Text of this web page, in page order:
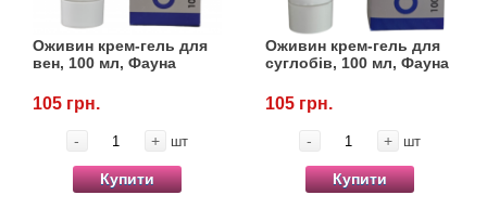
Оживин крем-гель для
вен, 100 мл, Фауна
105 грн.
- + шт
Купити
Оживин крем-гель для
суглобів, 100 мл, Фауна
105 грн.
- + шт
Купити